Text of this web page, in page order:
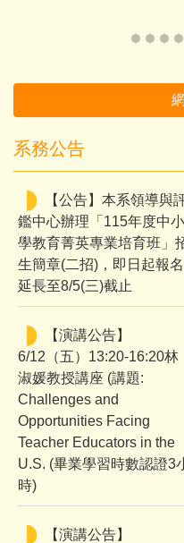
Department Brochure
最新消息
系所概況
系所成員
課程介紹
招生資訊
文件下載
師生成果
講座與研討會
系務公告
【公告】本系領導與
鑑中心辦理「115年度中小
學教育菁英專業培育班」
生簡章(二招)，即日起報名
延長至8/5(三)截止
【演講公告】
6/12（五）13:20-16:20林
淑媛教授講座 (講題:
Challenges and
Opportunities Facing
Teacher Educators in the
U.S. (畢業學習時數認證3
時)
【演講公告】